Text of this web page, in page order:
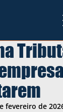
fevereiro de